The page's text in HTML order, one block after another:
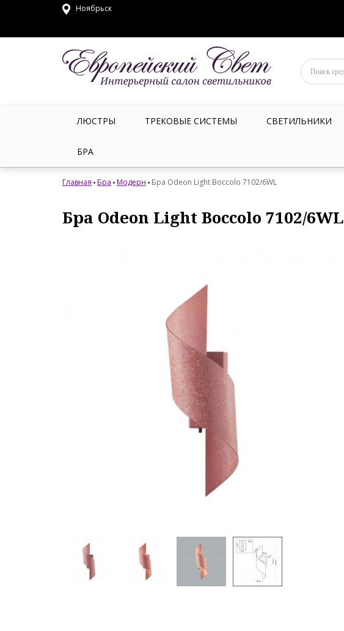
Ноябрьск
ЛЮСТРЫ ТРЕКОВЫЕ СИСТЕМЫ СВЕТИЛЬНИКИ
БРА
Главная Бра Модерн Бра Odeon Light Boccolo 7102/6WL
Бра Odeon Light Boccolo 7102/6WL